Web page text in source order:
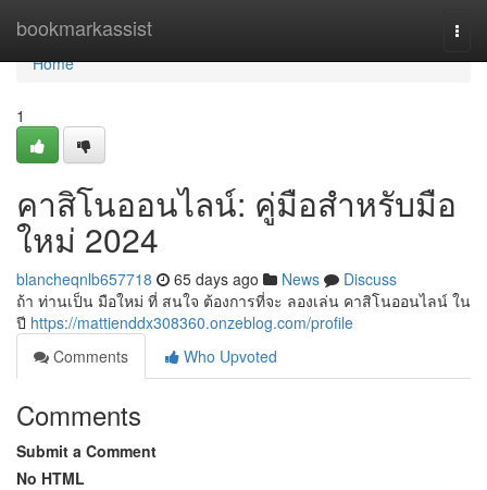
bookmarkassist
Home
Home
1
คาสิโนออนไลน์: คู่มือสำหรับมือ
ใหม่ 2024
blancheqnlb657718 65 days ago News
Discuss
ถ้า ท่านเป็น มือใหม่ ที่ สนใจ ต้องการที่จะ ลองเล่น คาสิโนออนไลน์ ใน
ปี https://mattienddx308360.onzeblog.com/profile
Comments
Who Upvoted
Comments
Submit a Comment
No HTML